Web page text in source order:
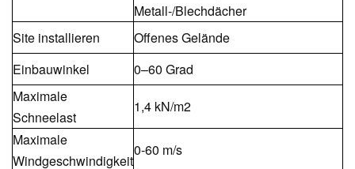
Metall-/Blechdächer
Site installieren
Offenes Gelände
Einbauwinkel
0–60 Grad
Maximale
Schneelast
1,4 kN/m2
Maximale
Windgeschwindigkeit
0-60 m/s